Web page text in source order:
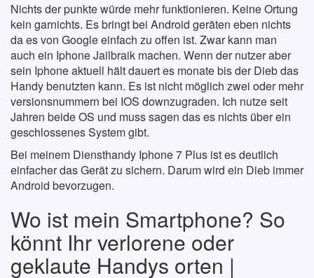
Nichts der punkte würde mehr funktionieren. Keine Ortung
kein garnichts. Es bringt bei Android geräten eben nichts
da es von Google einfach zu offen ist. Zwar kann man
auch ein Iphone Jailbraik machen. Wenn der nutzer aber
sein Iphone aktuell hält dauert es monate bis der Dieb das
Handy benutzten kann. Es ist nicht möglich zwei oder mehr
versionsnummern bei IOS downzugraden. Ich nutze seit
Jahren beide OS und muss sagen das es nichts über ein
geschlossenes System gibt.
Bei meinem Diensthandy Iphone 7 Plus ist es deutlich
einfacher das Gerät zu sichern. Darum wird ein Dieb immer
Android bevorzugen.
Wo ist mein Smartphone? So
könnt Ihr verlorene oder
geklaute Handys orten |